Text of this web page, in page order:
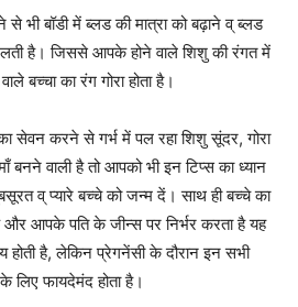
भी बॉडी में ब्लड की मात्रा को बढ़ाने व् ब्लड
है। जिससे आपके होने वाले शिशु की रंगत में
बच्चा का रंग गोरा होता है।
सेवन करने से गर्भ में पल रहा शिशु सूंदर, गोरा
बनने वाली है तो आपको भी इन टिप्स का ध्यान
व् प्यारे बच्चे को जन्म दें। साथ ही बच्चे का
और आपके पति के जीन्स पर निर्भर करता है यह
है, लेकिन प्रेगनेंसी के दौरान इन सभी
लिए फायदेमंद होता है।